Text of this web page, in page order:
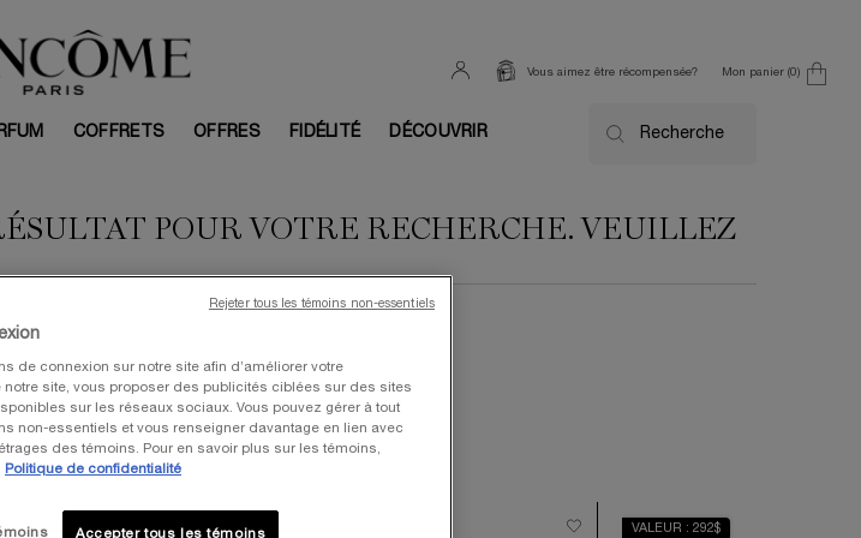
Vous aimez être récompensée? Mon panier 0
0 product in cart
COFFRETS OFFRES FIDÉLITÉ DÉCOUVRIR Recherche
POUR VOTRE RECHERCHE. VEUILLEZ
367 $ VALEUR : 292$
de connexion sur notre site afin d’améliorer votre
notre site, vous proposer des publicités ciblées sur des sites
sur les réseaux sociaux. Vous pouvez gérer à tout
non-essentiels et vous renseigner davantage en lien avec
des témoins. Pour en savoir plus sur les témoins,
Politique de confidentialité
Accepter tous les témoins
Rejeter tous les témoins non-essentiels